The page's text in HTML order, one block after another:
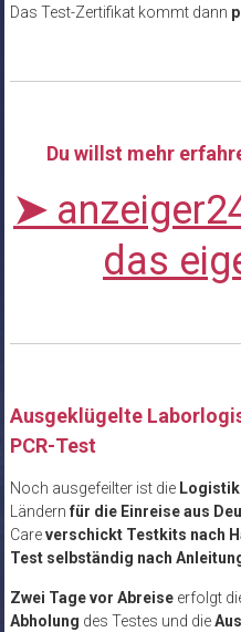
Das Test-Zertifikat kommt dann
Du willst mehr
➤
das
Ausgeklügelte
PCR-Test
Noch ausgefeilter ist die
Ländern für die Einreise aus
Careverschickt Testkits nach
Test selbständig nach
Zwei Tage vor Abreiseerfolgt
Abholung des Testes und die